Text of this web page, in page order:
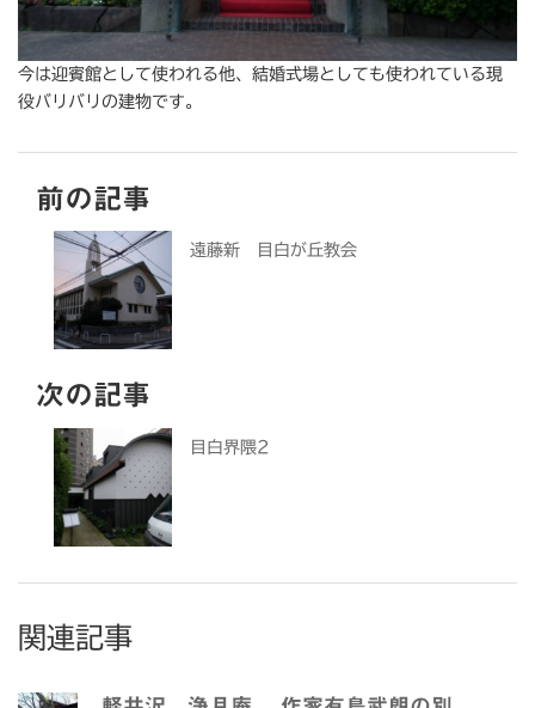
今は迎賓館として使われる他、結婚式場としても使われている現
役バリバリの建物です。
前の記事
遠藤新 目白が丘教会
次の記事
目白界隈2
関連記事